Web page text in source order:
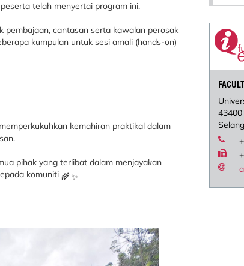
telah menyertai program ini.
cantasan serta kawalan perosak
kumpulan untuk sesi amali (hands-on)
kemahiran praktikal dalam
pihak yang terlibat dalam menjayakan
komuniti